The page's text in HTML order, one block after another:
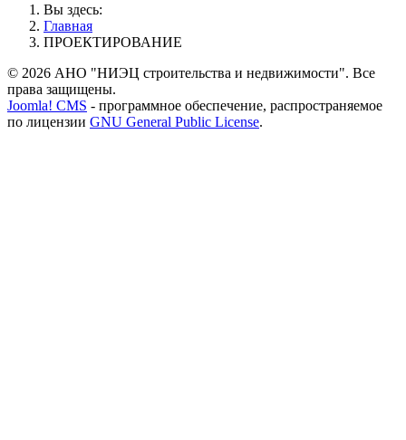
Вы здесь:
Главная
ПРОЕКТИРОВАНИЕ
© 2026 АНО "НИЭЦ строительства и недвижимости". Все
права защищены.
Joomla! CMS - программное обеспечение, распространяемое
по лицензии GNU General Public License.